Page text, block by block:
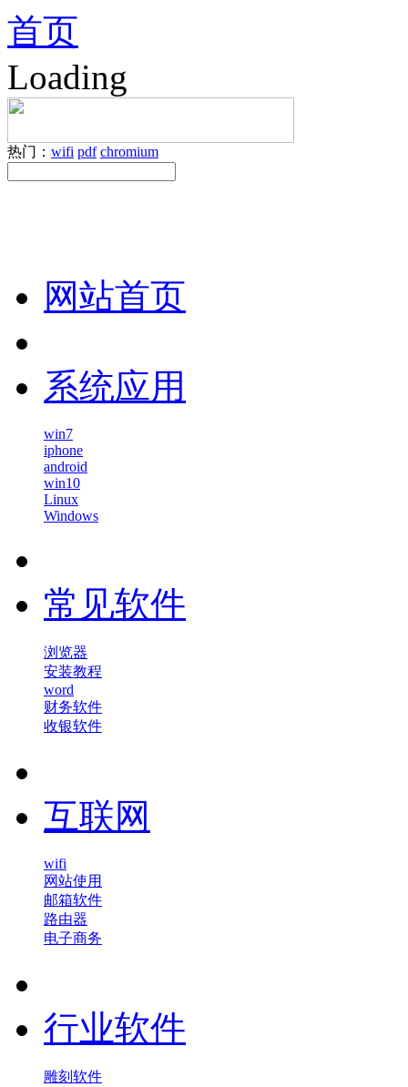
首页
Loading
热门： wifi pdf chromium
网站首页
系统应用
win7
iphone
android
win10
Linux
Windows
常见软件
浏览器
安装教程
word
财务软件
收银软件
互联网
wifi
网站使用
邮箱软件
路由器
电子商务
行业软件
雕刻软件